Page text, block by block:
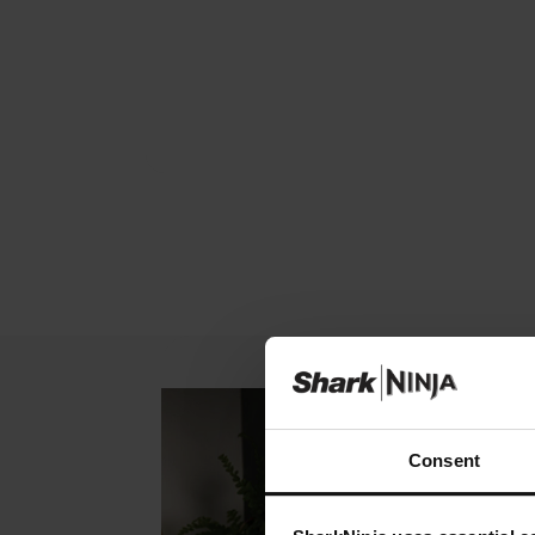
Consent